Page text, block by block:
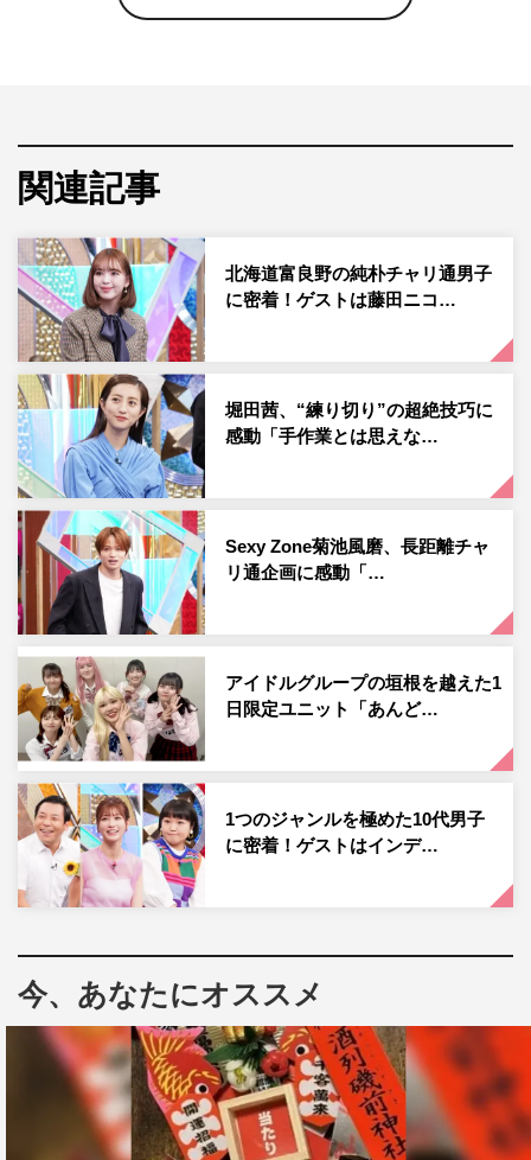
力を全力で伝える桝さんのようになりたい！と、亀井くん
『超無敵クラス 2時間スペシャル』
「カニクイ」とは、褐色の体にまだら模様、最大2メート
ルにも達する日本最大級の淡水魚。強い肉食性を持ち、大
好物のカニをひと飲みすることから地方によっては「カニ
クイ」と呼ばれる怪魚だ。まさかの正式な学名を持つカニ
クイの正体とはいったい何なのか。捜索開始わずか15分で
蝶やカニなど希少な生物と遭遇。果たして「カニクイ」を
捕まえることはできるのか。亀井くんとせいらのやりとり
に、「こういう青春を送りたかった…」と感傷に浸る桝に
も注目だ。
『超無敵クラス 2時間スペシャル』
そのほか、あることに学生生活の全てを捧げる高校生の最
後の大会に密着する「超無敵ラストチャンス」や、遥か遠
関連記事
北海道富良野の純朴チャリ通男子
に密着！ゲストは藤田ニコ…
堀田茜、“練り切り”の超絶技巧に
感動「手作業とは思えな…
Sexy Zone菊池風磨、長距離チャ
リ通企画に感動「…
アイドルグループの垣根を越えた1
日限定ユニット「あんど…
1つのジャンルを極めた10代男子
に密着！ゲストはインデ…
今、あなたにオススメ